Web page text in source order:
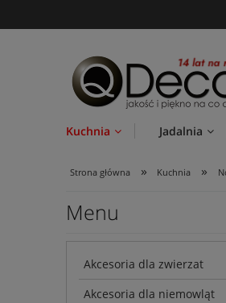
Kuchnia Jadalnia
Strona główna » Kuchnia »
Menu
Akcesoria dla zwierzat
Akcesoria dla niemowląt